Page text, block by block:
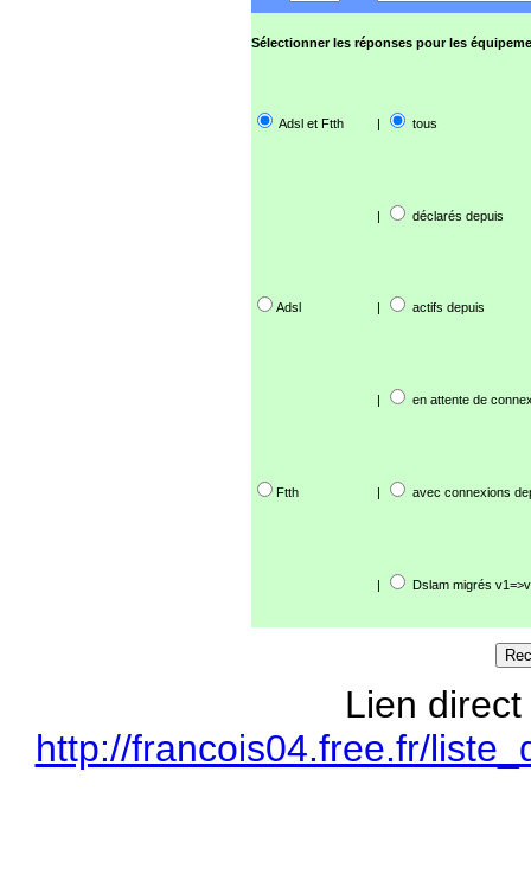
Sélectionner les réponses pour les
Adsl et Ftth | tous
| déclarés depuis
Adsl | actifs depuis
| en attente de
Ftth | avec connexions
| Dslam migrés
Lien
http://francois04.free.fr/